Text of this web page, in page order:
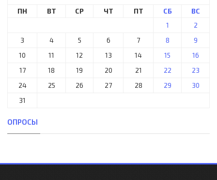
ПН ВТ СР ЧТ ПТ СБ
ВС
1
2
3
4 5 6 7 8
9
10
11 12 13 14 15
16
17
18 19 20 21 22
23
24
25 26 27 28 29
30
31
ОПРОСЫ